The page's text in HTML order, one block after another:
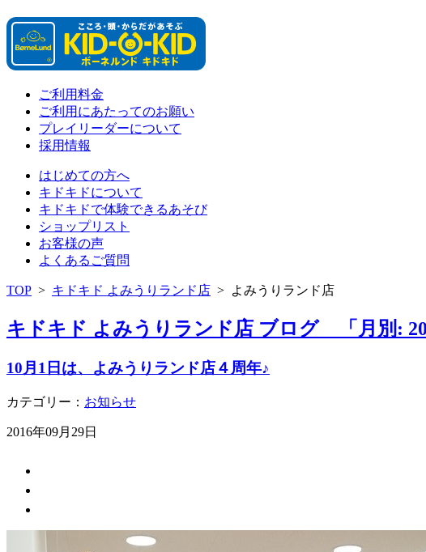
ご利用料金
ご利用にあたってのお願い
プレイリーダーについて
採用情報
はじめての方へ
キドキドについて
キドキドで体験できるあそび
ショップリスト
お客様の声
よくあるご質問
TOP > キドキド よみうりランド店 > よみうりランド店
キドキド よみうりランド店 ブログ 「月別:
10月1日は、よみうりランド店４周年♪
カテゴリー： お知らせ
2016年09月29日